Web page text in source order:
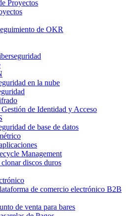
Proyectos
de OKR
en la nube
de Identidad y Acceso
de base de datos
Management
discos duros
de comercio electrónico B2B
de venta para bares